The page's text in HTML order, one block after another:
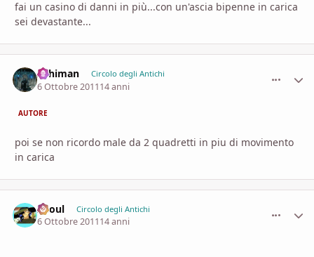
fai un casino di danni in più...con un'ascia bipenne in carica
sei devastante...
Arhiman Circolo degli Antichi
6 Ottobre 201114 anni
AUTORE
poi se non ricordo male da 2 quadretti in piu di movimento
in carica
Zhoul Circolo degli Antichi
6 Ottobre 201114 anni